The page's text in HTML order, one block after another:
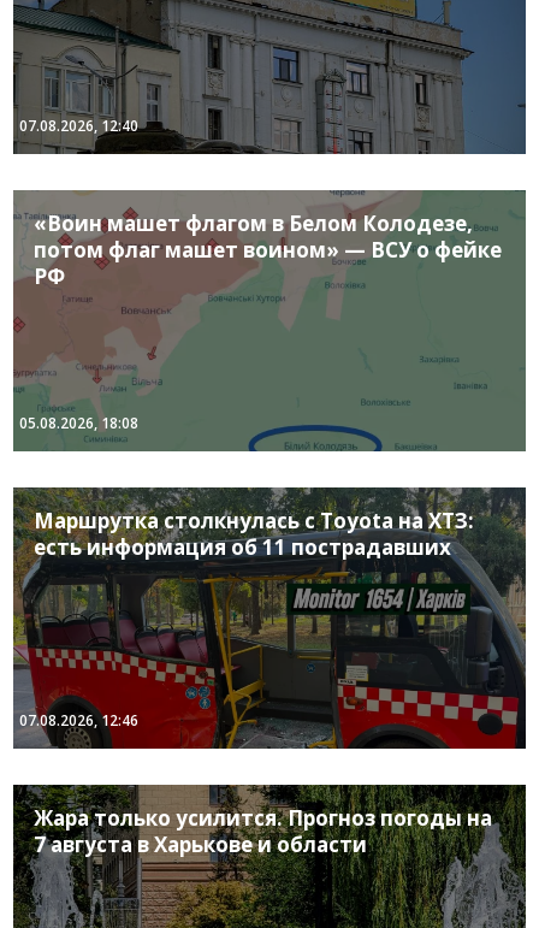
07.08.2026, 12:40
«Воин машет флагом в Белом Колодезе,
потом флаг машет воином» — ВСУ о фейке
РФ
05.08.2026, 18:08
Маршрутка столкнулась с Toyota на ХТЗ:
есть информация об 11 пострадавших
07.08.2026, 12:46
Жара только усилится. Прогноз погоды на
7 августа в Харькове и области